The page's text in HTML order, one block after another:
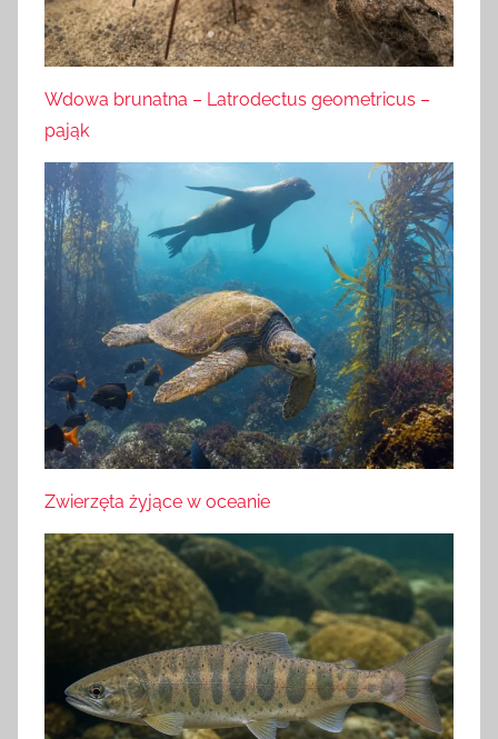
Wdowa brunatna – Latrodectus geometricus –
pająk
Zwierzęta żyjące w oceanie